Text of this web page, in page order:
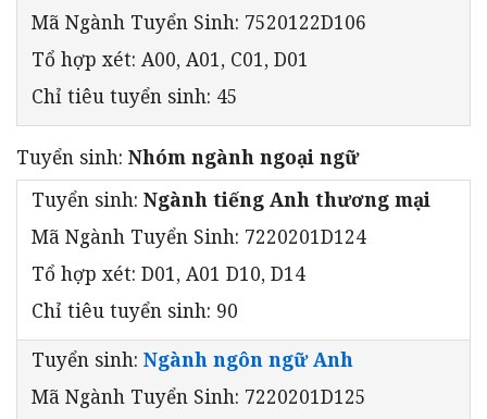
Mã Ngành Tuyển Sinh: 7520122D106
Tổ hợp xét: A00, A01, C01, D01
Chỉ tiêu tuyển sinh: 45
Tuyển sinh: Nhóm ngành ngoại ngữ
Tuyển sinh: Ngành tiếng Anh thương mại
Mã Ngành Tuyển Sinh: 7220201D124
Tổ hợp xét: D01, A01 D10, D14
Chỉ tiêu tuyển sinh: 90
Tuyển sinh: Ngành ngôn ngữ Anh
Mã Ngành Tuyển Sinh: 7220201D125